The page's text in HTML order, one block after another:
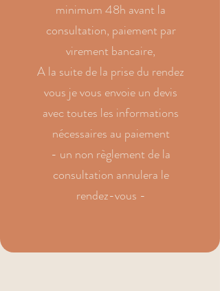
minimum 48h avant la
consultation, paiement par
virement bancaire,
A la suite de la prise du rendez
vous je vous envoie un devis
avec toutes les informations
nécessaires au paiement
- un non règlement de la
consultation annulera le
rendez-vous -